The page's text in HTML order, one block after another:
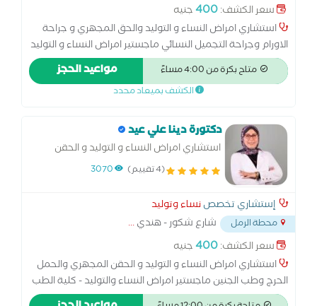
سعر الكشف:400جنيه
استشاري امراض النساء و التوليد والحق المجهري و جراحة
الاورام وجراحة التجميل النسائي ماجستير امراض النساء و التوليد
كلية الطب - جامعة الاسكندرية زماله الكليه الملكية MECOG -
لندن زمالة الكلية الملكية MRCPI - دبلن البورد الاوربي لامراض
متاح بكرة من 4:00 مساءً مواعيد الحجز
الكشف بميعاد محدد
دكتورة دينا علي عيد
استشاري امراض النساء و التوليد و الحقن
المجهري والحمل الحرج وطب الجنين ماجستير
لندن
(4 تقييم) 3070
إستشاري تخصصنساء وتوليد
محطة الرمل شارع شكور - هندي...
سعر الكشف:400جنيه
استشاري امراض النساء و التوليد و الحقن المجهري والحمل
الحرج وطب الجنين ماجستير امراض النساء والتوليد - كلية الطب
- جامعه الاسكندرية زمالة الكلية الملكية MRCOG - لندن زمالة